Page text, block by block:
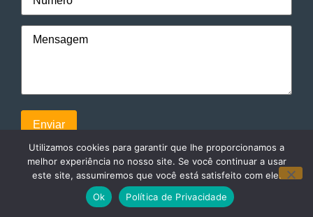
© 2024. Todos direitos reservados a Faculdade Eleven
Utilizamos cookies para garantir que lhe proporcionamos a
melhor experiência no nosso site. Se você continuar a usar
este site, assumiremos que você está satisfeito com ele.
Ok
Política de Privacidade